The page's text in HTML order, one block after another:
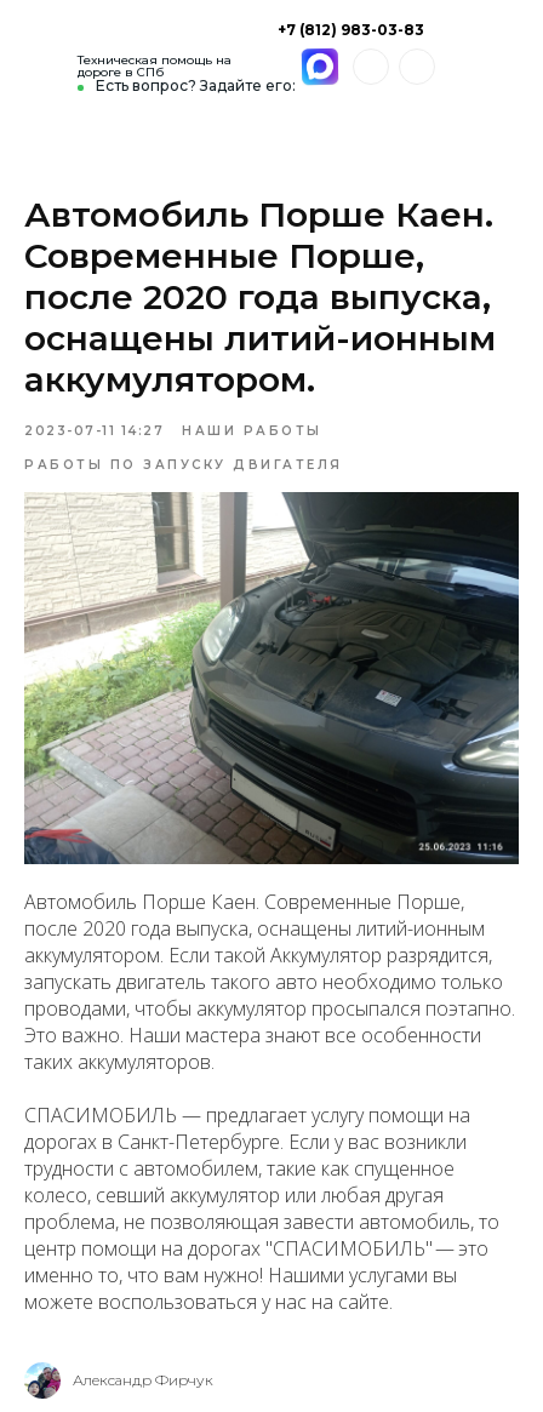
Есть вопрос? Задайте его:
+7 (812) 983-03-83
Техническая помощь на
дороге в СПб
Автомобиль Порше Каен.
Современные Порше,
после 2020 года выпуска,
оснащены литий-ионным
аккумулятором.
2023-07-11 14:27 НАШИ РАБОТЫ
РАБОТЫ ПО ЗАПУСКУ ДВИГАТЕЛЯ
Автомобиль Порше Каен. Современные Порше,
после 2020 года выпуска, оснащены литий-ионным
аккумулятором. Если такой Аккумулятор разрядится,
запускать двигатель такого авто необходимо только
проводами, чтобы аккумулятор просыпался поэтапно.
Это важно. Наши мастера знают все особенности
таких аккумуляторов.
СПАСИМОБИЛЬ — предлагает услугу помощи на
дорогах в Санкт-Петербурге. Если у вас возникли
трудности с автомобилем, такие как спущенное
колесо, севший аккумулятор или любая другая
проблема, не позволяющая завести автомобиль, то
центр помощи на дорогах "СПАСИМОБИЛЬ" — это
именно то, что вам нужно! Нашими услугами вы
можете воспользоваться у нас на сайте.
Александр Фирчук